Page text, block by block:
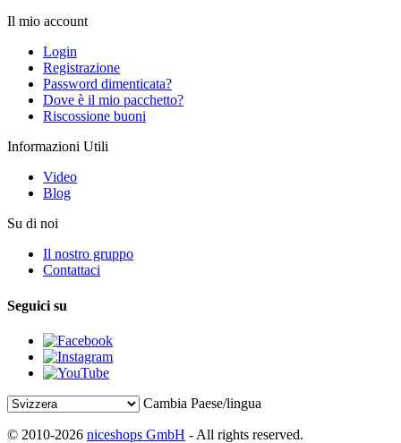
Il mio account
Login
Registrazione
Password dimenticata?
Dove è il mio pacchetto?
Riscossione buoni
Informazioni Utili
Video
Blog
Su di noi
Il nostro gruppo
Contattaci
Seguici su
Cambia Paese/lingua
© 2010-2026 niceshops GmbH - All rights reserved.